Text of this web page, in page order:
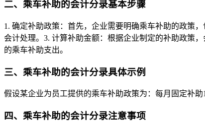
二、乘车补助的会计分录基本步骤
1. 确定补助政策：首先，企业需要明确乘车补助的政策
会计处理。3. 计算补助金额：根据企业制定的补助政策
的乘车补助支出。
三、乘车补助的会计分录具体示例
假设某企业为员工提供的乘车补助政策为：每月固定补
四、乘车补助的会计分录注意事项